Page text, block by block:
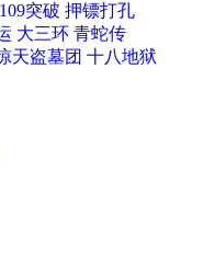
109突破 押镖打孔
大三环 青蛇传
天盗墓团 十八地狱